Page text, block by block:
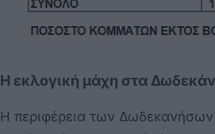
Η εκλογική μάχη στα
Η περιφέρεια των Δωδεκανήσων